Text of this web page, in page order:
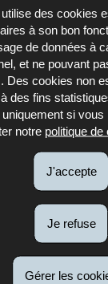
des cookies
à son bon
de données à
et ne pouvant
Des cookies non
des fins
si vous
notre politique de
J'accepte
Je refuse
Gérer les
a Jugend
Grand public
zu de
Jonken, zu de
Är Froe
, oder als
543 543.